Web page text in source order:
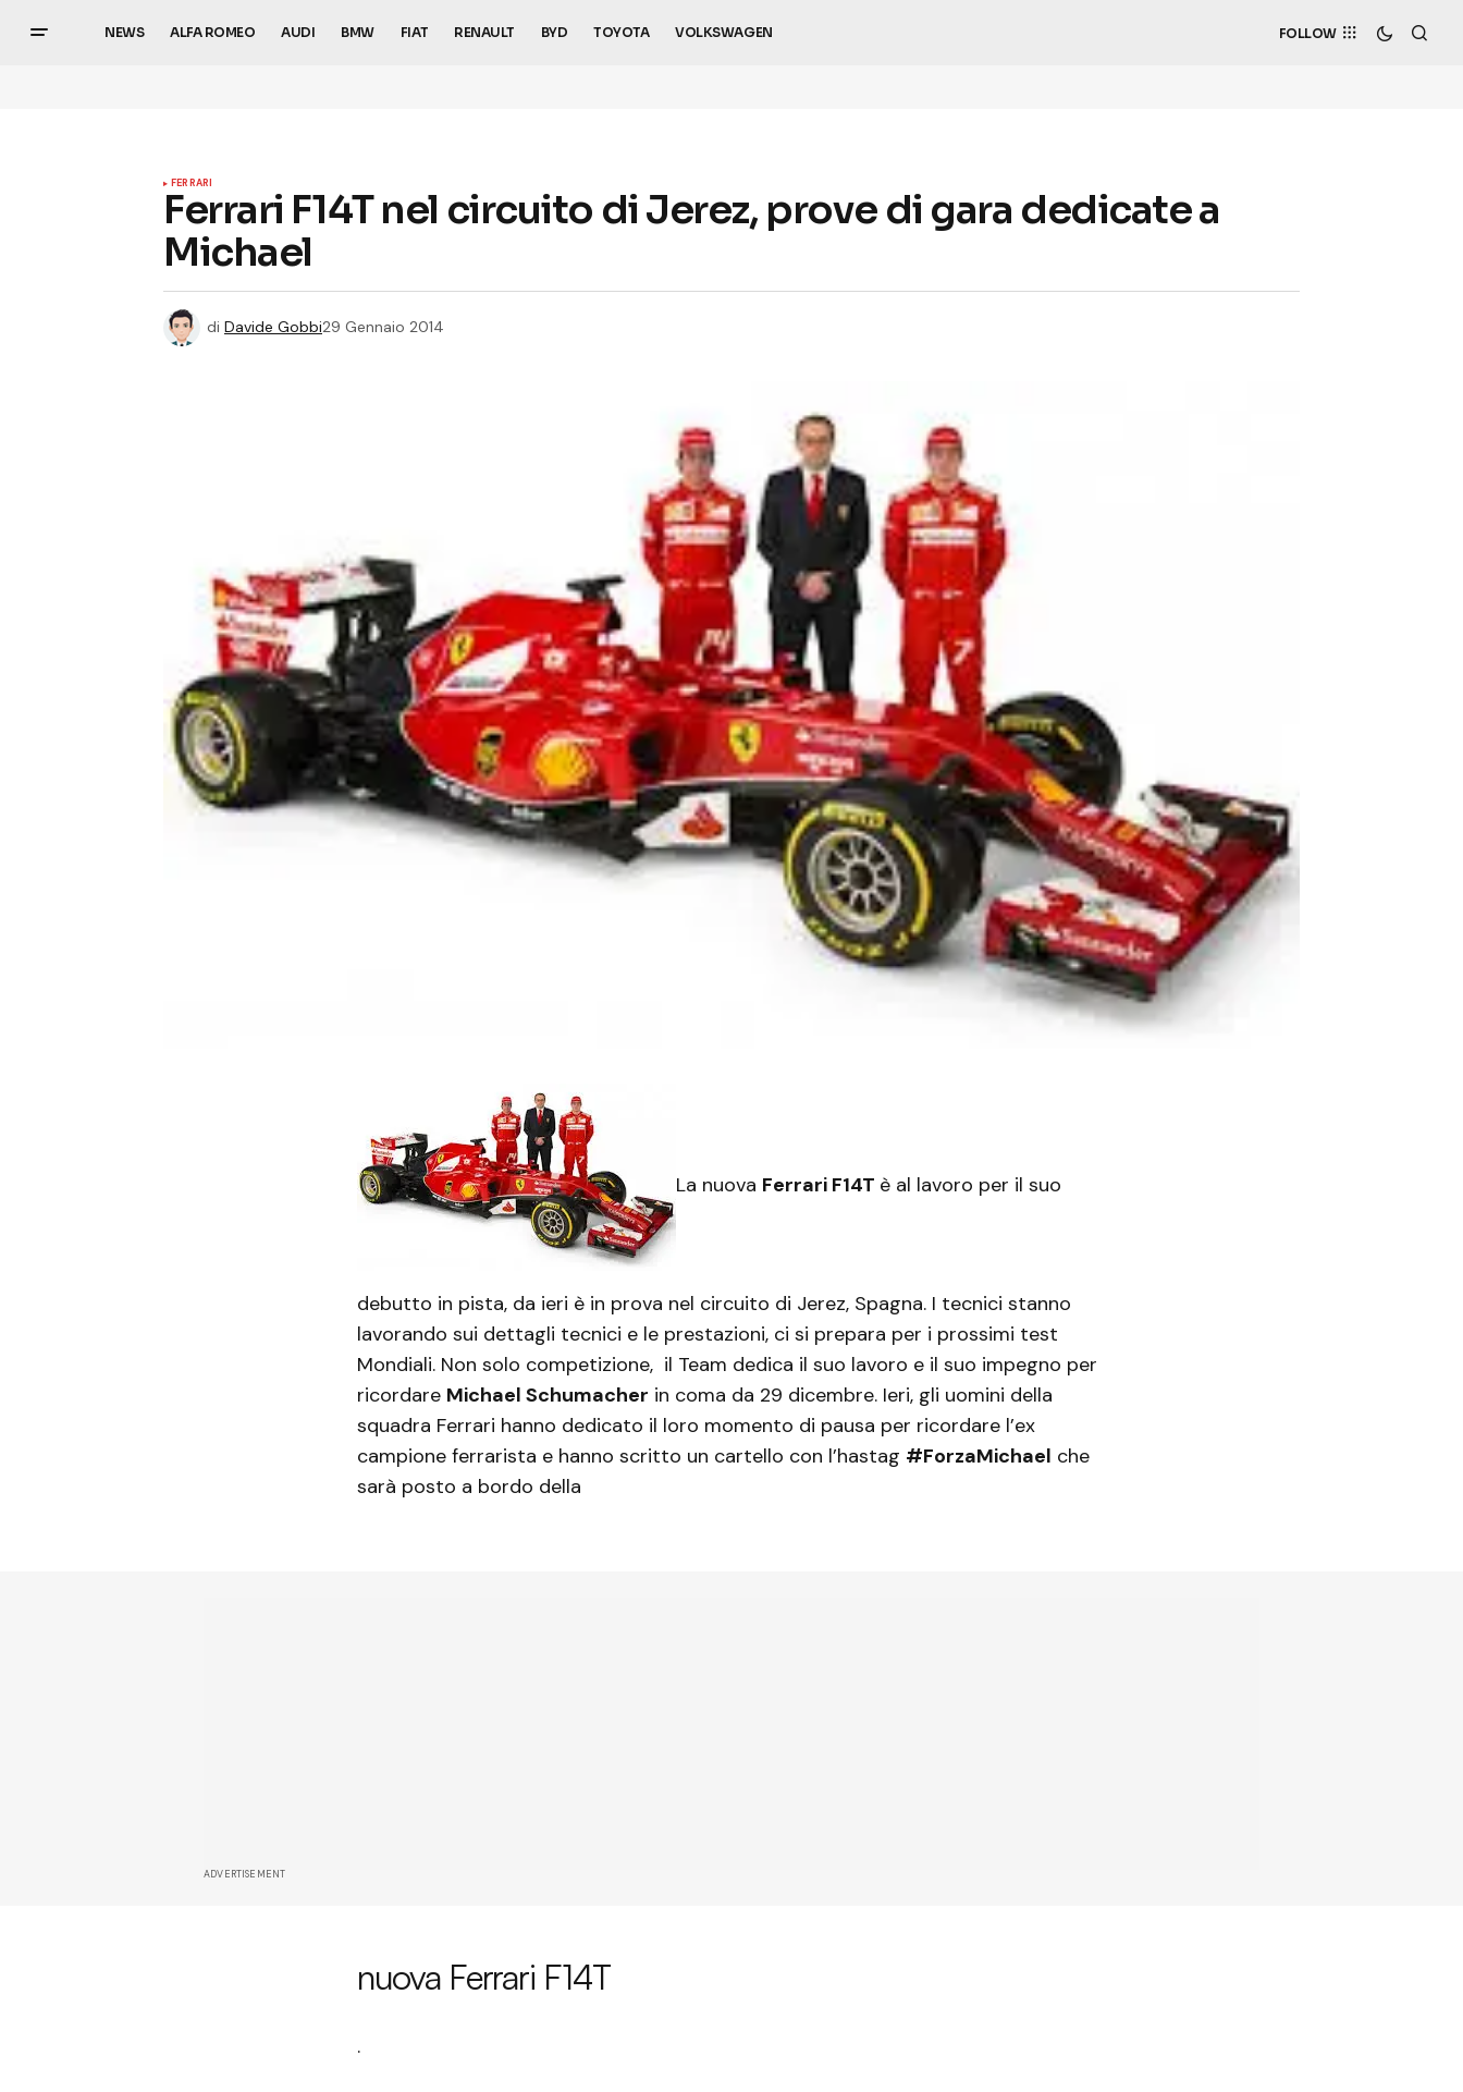
NEWS ALFA ROMEO AUDI BMW FIAT RENAULT BYD TOYOTA VOLKSWAGEN FOLLOW
FERRARI
Ferrari F14T nel circuito di Jerez, prove di gara dedicate a
Michael
di Davide Gobbi29 Gennaio 2014
La nuova Ferrari F14T è al lavoro per il suo
debutto in pista, da ieri è in prova nel circuito di Jerez, Spagna. I tecnici stanno
lavorando sui dettagli tecnici e le prestazioni, ci si prepara per i prossimi test
Mondiali. Non solo competizione, il Team dedica il suo lavoro e il suo impegno per
ricordare Michael Schumacher in coma da 29 dicembre. Ieri, gli uomini della
squadra Ferrari hanno dedicato il loro momento di pausa per ricordare l’ex
campione ferrarista e hanno scritto un cartello con l’hastag #ForzaMichael che
sarà posto a bordo della
ADVERTISEMENT
nuova Ferrari F14T
.